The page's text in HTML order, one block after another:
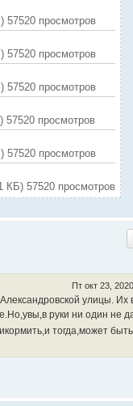
57520 просмотров
57520 просмотров
57520 просмотров
57520 просмотров
57520 просмотров
КБ) 57520 просмотров
Пт окт 23,
улицы. Их
руки ни один не
тогда,может